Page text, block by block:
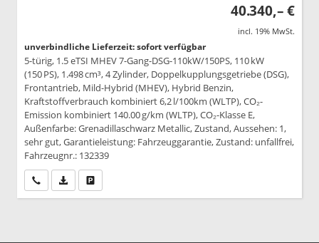
40.340,– €
incl. 19% MwSt.
unverbindliche Lieferzeit: sofort verfügbar
5-türig, 1.5 eTSI MHEV 7-Gang-DSG-110kW/150PS, 110 kW
(150 PS), 1.498 cm³, 4 Zylinder, Doppelkupplungsgetriebe (DSG),
Frontantrieb, Mild-Hybrid (MHEV), Hybrid Benzin,
Kraftstoffverbrauch kombiniert 6,2 l/100km (WLTP), CO₂-
Emission kombiniert 140.00 g/km (WLTP), CO₂-Klasse E,
Außenfarbe: Grenadillaschwarz Metallic, Zustand, Aussehen: 1,
sehr gut, Garantieleistung: Fahrzeuggarantie, Zustand: unfallfrei,
Fahrzeugnr.: 132339
Wir rufen Sie anPDF-Datei, Fahrzeugexposé drucken